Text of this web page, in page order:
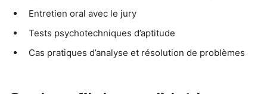
Entretien oral avec le jury
Tests psychotechniques d’aptitude
Cas pratiques d’analyse et résolution de problèmes